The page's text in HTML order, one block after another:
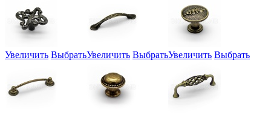
Увеличить ВыбратьУвеличить ВыбратьУвеличить Выбрать